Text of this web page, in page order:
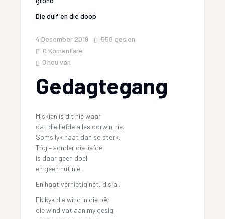
Die duif en die doop
4 Desember 2019 558 gesien
0 Komentare
0 hou van
Gedagtegang
Miskien is dit nie waar
dat die liefde alles oorwin nie.
Soms lyk haat dan so sterk.
Tóg – sonder die liefde
is daar geen doel
en geen nut nie.
En haat vernietig net, dis al.
Ek kyk die wind in die oë;
die wind vat aan my gesig